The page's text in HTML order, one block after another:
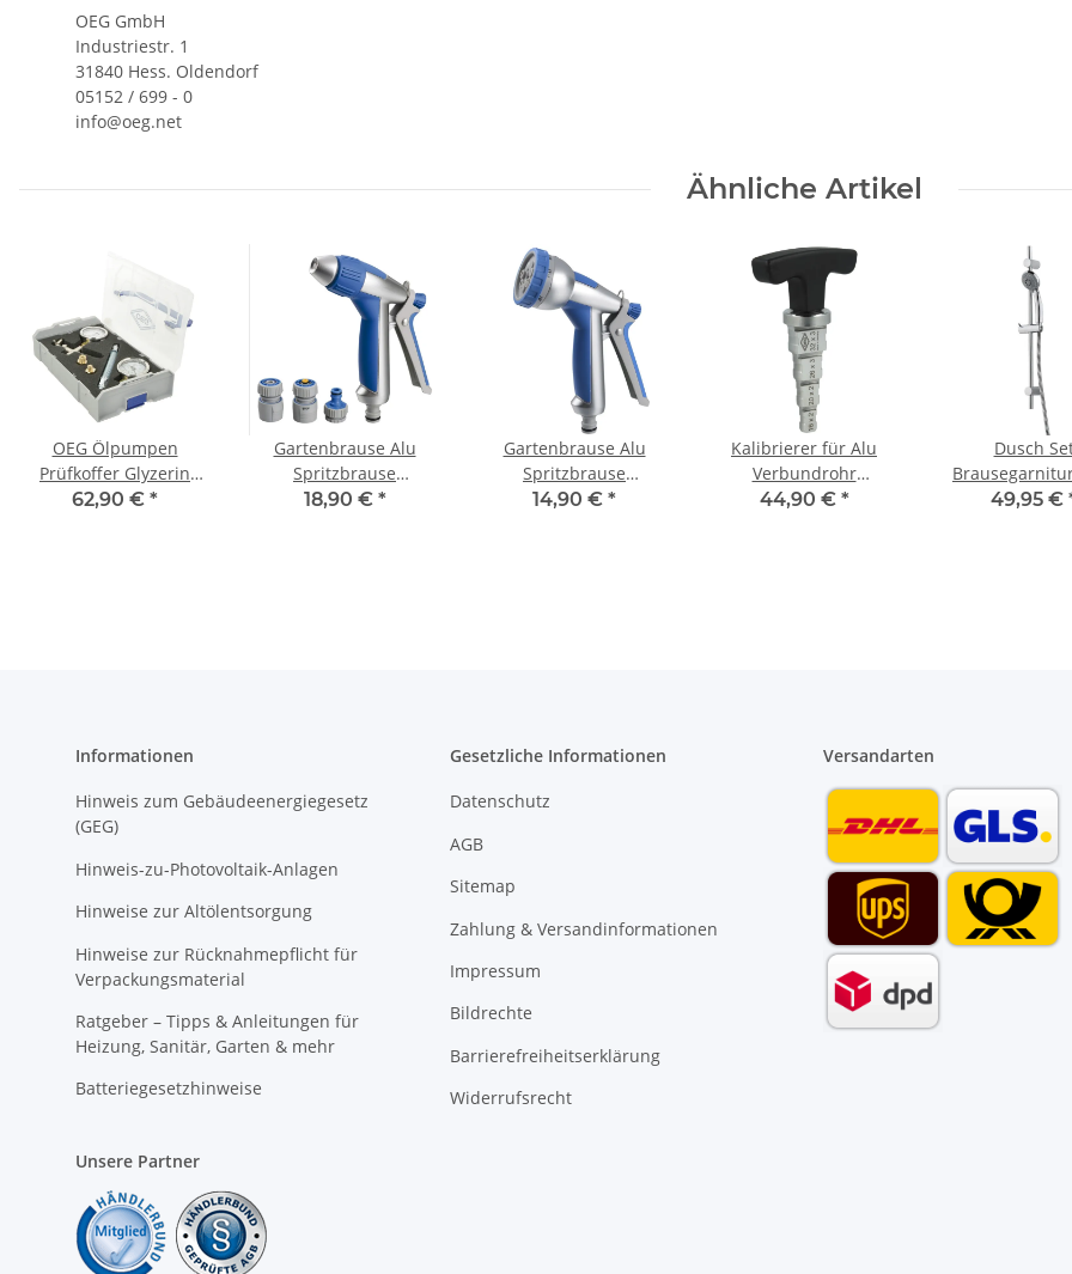
OEG GmbH
Industriestr. 1
31840 Hess. Oldendorf
05152 / 699 - 0
info@oeg.net
Ähnliche Artikel
OEG Ölpumpen
Prüfkoffer Glyzerin
PPKG
62,90 € *
Gartenbrause Alu
Spritzbrause
Sprühpistole stufenlos
18,90 € *
Gartenbrause Alu
Spritzbrause
Sprühpistole 8 fach
14,90 € *
Kalibrierer für Alu
Verbundrohr
Kunststoffrohr 16 bis
44,90 € *
Dusch
Cento49,95 €
Informationen
Hinweis zum Gebäudeenergiegesetz
(GEG)
Hinweis-zu-Photovoltaik-Anlagen
Hinweise zur Altölentsorgung
Hinweise zur Rücknahmepflicht für
Verpackungsmaterial
Ratgeber – Tipps & Anleitungen für
Heizung, Sanitär, Garten & mehr
Batteriegesetzhinweise
Gesetzliche Informationen
Datenschutz
AGB
Sitemap
Zahlung & Versandinformationen
Impressum
Bildrechte
Barrierefreiheitserklärung
Widerrufsrecht
Versandarten
Unsere Partner